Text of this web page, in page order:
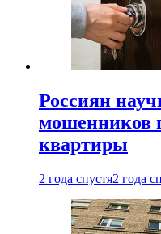
Россиян
мошенников
квартиры
2 года спустя2 года